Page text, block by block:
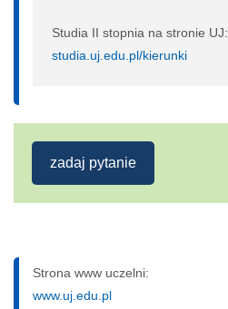
Studia II stopnia na stronie UJ:
studia.uj.edu.pl/kierunki
zadaj pytanie
Strona www uczelni:
www.uj.edu.pl